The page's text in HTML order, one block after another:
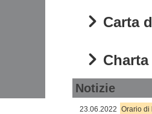
Carta
Notizie
23.06.2022 Orario di